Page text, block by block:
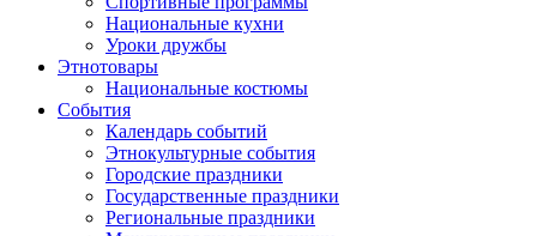
Национальные кухни
Уроки дружбы
Этнотовары
Национальные костюмы
События
Календарь событий
Этнокультурные события
Городские праздники
Государственные праздники
Региональные праздники